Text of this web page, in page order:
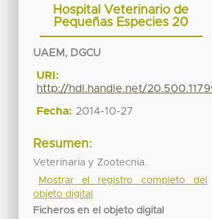
Hospital Veterinario de
Pequeñas Especies 20
UAEM, DGCU
URI:
http://hdl.handle.net/
Fecha: 2014-10-27
Resumen:
Veterinaria y Zootecnia.
Mostrar el registro completo del
objeto digital
Ficheros en el objeto digital